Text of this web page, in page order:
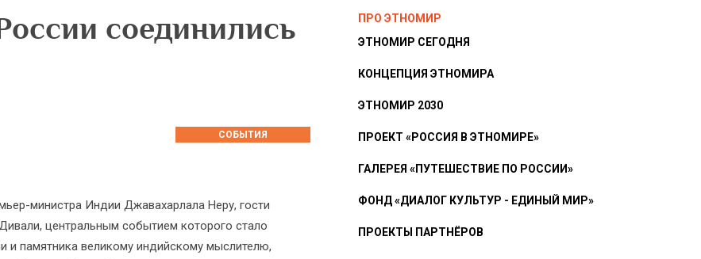
соединились
СОБЫТИЯ
министра Индии Джавахарлала Неру, гости
центральным событием которого стало
и памятника великому индийскому мыслителю,
ПРО ЭТНОМИР
ЭТНОМИР СЕГОДНЯ
КОНЦЕПЦИЯ ЭТНОМИРА
ЭТНОМИР 2030
ПРОЕКТ «РОССИЯ В ЭТНОМИРЕ»
ГАЛЕРЕЯ «ПУТЕШЕСТВИЕ ПО РОССИИ»
ФОНД «ДИАЛОГ КУЛЬТУР - ЕДИНЫЙ МИР»
ПРОЕКТЫ ПАРТНЁРОВ